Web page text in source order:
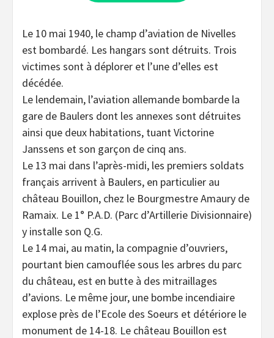
Le 10 mai 1940, le champ d’aviation de Nivelles
est bombardé. Les hangars sont détruits. Trois
victimes sont à déplorer et l’une d’elles est
décédée.
Le lendemain, l’aviation allemande bombarde la
gare de Baulers dont les annexes sont détruites
ainsi que deux habitations, tuant Victorine
Janssens et son garçon de cinq ans.
Le 13 mai dans l’après-midi, les premiers soldats
français arrivent à Baulers, en particulier au
château Bouillon, chez le Bourgmestre Amaury de
Ramaix. Le 1° P.A.D. (Parc d’Artillerie Divisionnaire)
y installe son Q.G.
Le 14 mai, au matin, la compagnie d’ouvriers,
pourtant bien camouflée sous les arbres du parc
du château, est en butte à des mitraillages
d’avions. Le même jour, une bombe incendiaire
explose près de l’Ecole des Soeurs et détériore le
monument de 14-18. Le château Bouillon est